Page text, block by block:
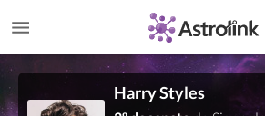
Harry Styles